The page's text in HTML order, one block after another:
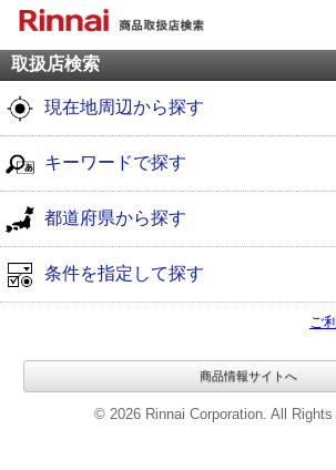
取扱店検索
現在地周辺から探す
キーワードで探す
都道府県から探す
条件を指定して探す
ご
商品情報サイトへ
© 2026 Rinnai Corporation. All Rights